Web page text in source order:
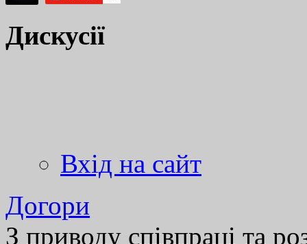
Дискусії
Вхід на сайт
Догори
З приводу співпраці та